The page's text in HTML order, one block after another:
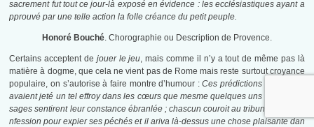
sacrement fut tout ce jour-là exposé en évidence : les ecclésiastiques ayant a
pprouvé par une telle action la folle créance du petit peuple.
Honoré Bouché. Chorographie ou Description de Provence.
Certains acceptent de jouer le jeu, mais comme il n’y a tout de même pas là
matière à dogme, que cela ne vient pas de Rome mais reste surtout croyance
populaire, on s’autorise à faire montre d’humour :Ces prédictions terrifiantes
avaient jeté un tel effroy dans les cœurs que mesme quelques uns d’entre les
sages sentirent leur constance ébranlée ; chascun couroit au tribunal de la co
nfession pour expier ses péchés et il ariva là-dessus une chose plaisante dan